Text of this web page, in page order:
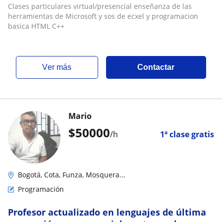
y sos de ecxel y programacion basica HTML C
Clases particulares virtual/presencial enseñanza de las
herramientas de Microsoft y sos de ecxel y programacion
basica HTML C++
ver más Contactar
$50000/h 1ª clase gratis
Mario
Bogotá, Cota, Funza, Mosquera...
Programación
Profesor actualizado en lenguajes de última